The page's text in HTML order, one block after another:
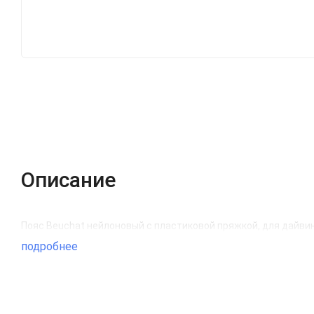
Описание
Пояс Beuchat нейлоновый с пластиковой пряжкой, для
подробнее